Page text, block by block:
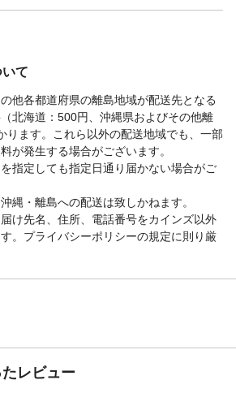
て
他各都道府県の離島地域が配送先となる
北海道：500円、沖縄県およびその他離
ります。これら以外の配送地域でも、一部
が発生する場合がございます。
指定しても指定日通り届かない場合がご
縄・離島への配送は致しかねます。
け先名、住所、電話番号をカインズ以外
。プライバシーポリシーの規定に則り厳
レビュー